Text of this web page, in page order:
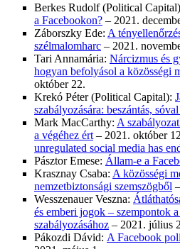
Berkes Rudolf (Political
a Facebookon? – 2021.
Záborszky Ede: A
szélmalomharc – 2021.
Tari Annamária: Nárcizmus és
hogyan befolyásol a közösségi
október 22.
Krekó Péter (Political Capital):
szabályozására: beszántás,
Mark MacCarthy: A
a végéhez ért – 2021. október
unregulated social media has
Pásztor Emese: Állam-e a
Krasznay Csaba: A közösségi
nemzetbiztonsági szemszögből
Wesszenauer Veszna:
és emberi jogok – szempontok
szabályozásához – 2021. július
Pákozdi Dávid: A Facebook